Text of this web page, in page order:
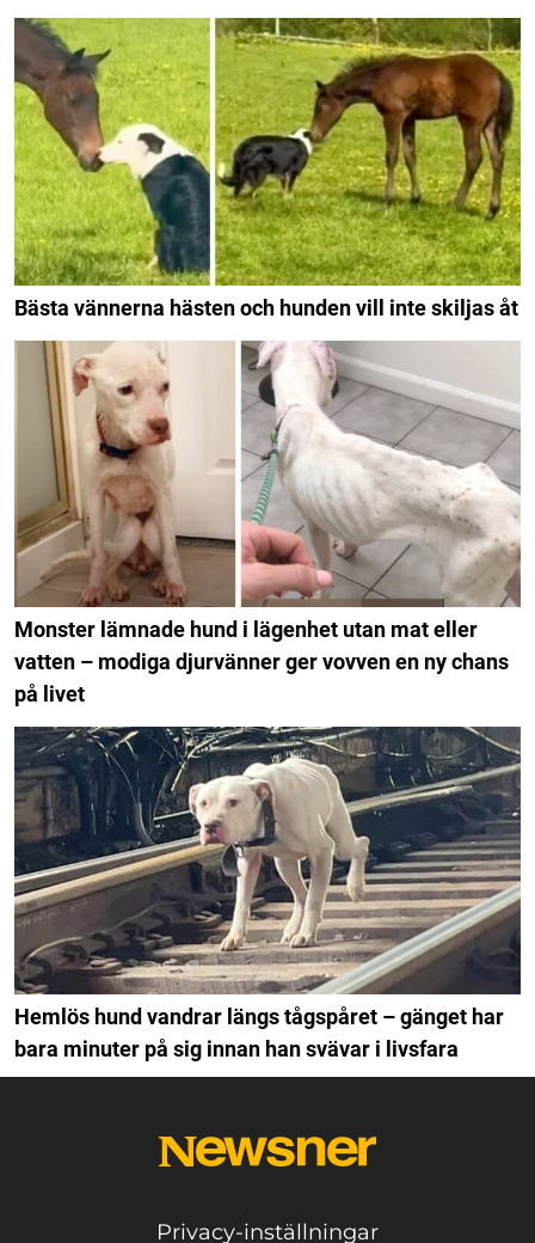
Bästa vännerna hästen och hunden vill inte skiljas åt
Monster lämnade hund i lägenhet utan mat eller
vatten – modiga djurvänner ger vovven en ny chans
på livet
Hemlös hund vandrar längs tågspåret – gänget har
bara minuter på sig innan han svävar i livsfara
Privacy-inställningar